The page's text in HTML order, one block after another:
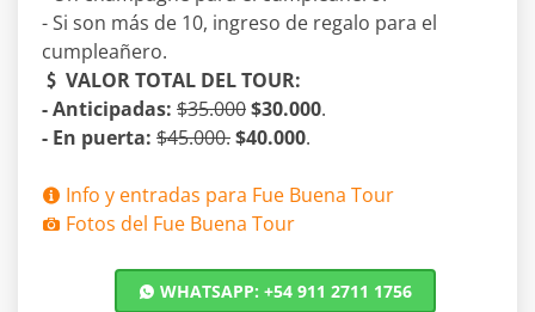
- Si son más de 10, ingreso de regalo para el
cumpleañero.
VALOR TOTAL DEL TOUR:
- Anticipadas: $35.000$30.000.
- En puerta: $45.000.$40.000.
Info y entradas para Fue Buena Tour
Fotos del Fue Buena Tour
WHATSAPP: +54 911 2711 1756